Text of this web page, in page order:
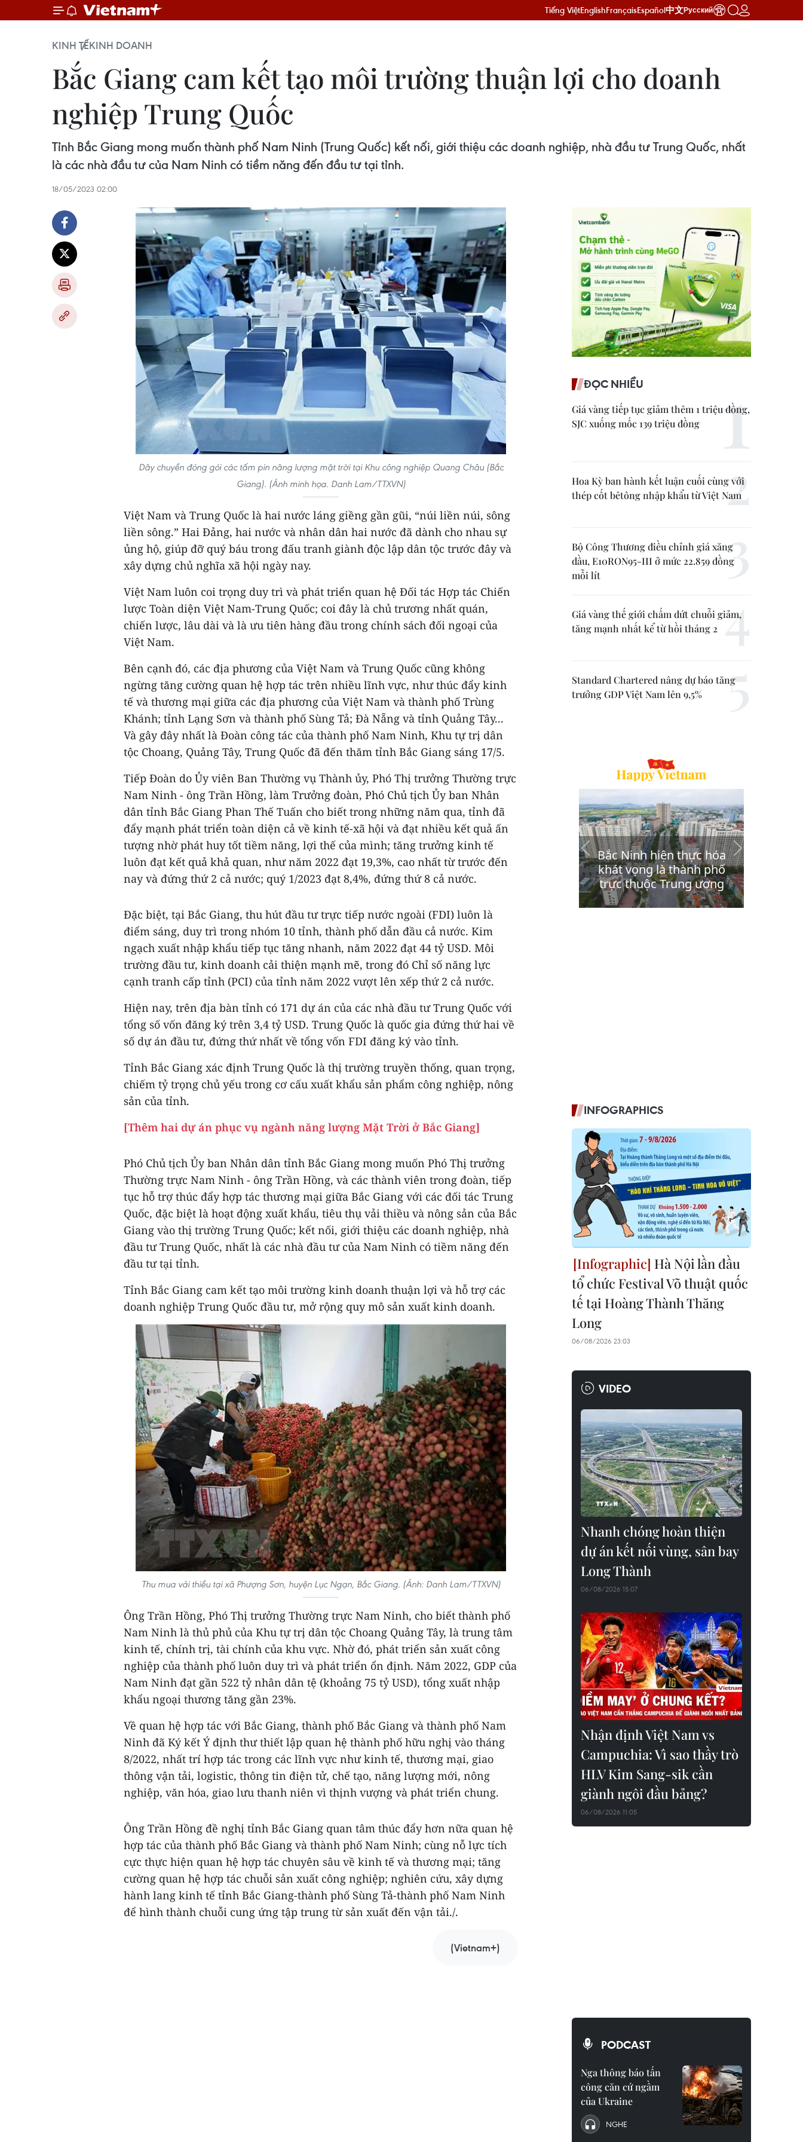
Tiếng ViệtEnglishFrançaisEspañol中文Русский
KINH TẾKINH DOANH
Bắc Giang cam kết tạo môi trường thuận lợi cho doanh
nghiệp Trung Quốc
Tỉnh Bắc Giang mong muốn thành phố Nam Ninh (Trung Quốc) kết nối, giới thiệu các doanh nghiệp, nhà đầu tư Trung Quốc, nhất
là các nhà đầu tư của Nam Ninh có tiềm năng đến đầu tư tại tỉnh.
18/05/2023 02:00
Dây chuyền đóng gói các tấm pin năng lượng mặt trời tại Khu công nghiệp Quang Châu (Bắc
Giang). (Ảnh minh họa. Danh Lam/TTXVN)
Việt Nam và Trung Quốc là hai nước láng giềng gần gũi, “núi liền núi, sông
liền sông.” Hai Đảng, hai nước và nhân dân hai nước đã dành cho nhau sự
ủng hộ, giúp đỡ quý báu trong đấu tranh giành độc lập dân tộc trước đây và
xây dựng chủ nghĩa xã hội ngày nay.
Việt Nam luôn coi trọng duy trì và phát triển quan hệ Đối tác Hợp tác Chiến
lược Toàn diện Việt Nam-Trung Quốc; coi đây là chủ trương nhất quán,
chiến lược, lâu dài và là ưu tiên hàng đầu trong chính sách đối ngoại của
Việt Nam.
Bên cạnh đó, các địa phương của Việt Nam và Trung Quốc cũng không
ngừng tăng cường quan hệ hợp tác trên nhiều lĩnh vực, như thúc đẩy kinh
tế và thương mại giữa các địa phương của Việt Nam và thành phố Trùng
Khánh; tỉnh Lạng Sơn và thành phố Sùng Tả; Đà Nẵng và tỉnh Quảng Tây...
Và gây đây nhất là Đoàn công tác của thành phố Nam Ninh, Khu tự trị dân
tộc Choang, Quảng Tây, Trung Quốc đã đến thăm tỉnh Bắc Giang sáng 17/5.
Tiếp Đoàn do Ủy viên Ban Thường vụ Thành ủy, Phó Thị trưởng Thường trực
Nam Ninh - ông Trần Hồng, làm Trưởng đoàn, Phó Chủ tịch Ủy ban Nhân
dân tỉnh Bắc Giang Phan Thế Tuấn cho biết trong những năm qua, tỉnh đã
đẩy mạnh phát triển toàn diện cả về kinh tế-xã hội và đạt nhiều kết quả ấn
tượng nhờ phát huy tốt tiềm năng, lợi thế của mình; tăng trưởng kinh tế
luôn đạt kết quả khả quan, như năm 2022 đạt 19,3%, cao nhất từ trước đến
nay và đứng thứ 2 cả nước; quý 1/2023 đạt 8,4%, đứng thứ 8 cả nước.
Đặc biệt, tại Bắc Giang, thu hút đầu tư trực tiếp nước ngoài (FDI) luôn là
điểm sáng, duy trì trong nhóm 10 tỉnh, thành phố dẫn đầu cả nước. Kim
ngạch xuất nhập khẩu tiếp tục tăng nhanh, năm 2022 đạt 44 tỷ USD. Môi
trường đầu tư, kinh doanh cải thiện mạnh mẽ, trong đó Chỉ số năng lực
cạnh tranh cấp tỉnh (PCI) của tỉnh năm 2022 vượt lên xếp thứ 2 cả nước.
Hiện nay, trên địa bàn tỉnh có 171 dự án của các nhà đầu tư Trung Quốc với
tổng số vốn đăng ký trên 3,4 tỷ USD. Trung Quốc là quốc gia đứng thứ hai về
số dự án đầu tư, đứng thứ nhất về tổng vốn FDI đăng ký vào tỉnh.
Tỉnh Bắc Giang xác định Trung Quốc là thị trường truyền thống, quan trọng,
chiếm tỷ trọng chủ yếu trong cơ cấu xuất khẩu sản phẩm công nghiệp, nông
sản của tỉnh.
[Thêm hai dự án phục vụ ngành năng lượng Mặt Trời ở Bắc Giang]
Phó Chủ tịch Ủy ban Nhân dân tỉnh Bắc Giang mong muốn Phó Thị trưởng
Thường trực Nam Ninh - ông Trần Hồng, và các thành viên trong đoàn, tiếp
tục hỗ trợ thúc đẩy hợp tác thương mại giữa Bắc Giang với các đối tác Trung
Quốc, đặc biệt là hoạt động xuất khẩu, tiêu thụ vải thiều và nông sản của Bắc
Giang vào thị trường Trung Quốc; kết nối, giới thiệu các doanh nghiệp, nhà
đầu tư Trung Quốc, nhất là các nhà đầu tư của Nam Ninh có tiềm năng đến
đầu tư tại tỉnh.
Tỉnh Bắc Giang cam kết tạo môi trường kinh doanh thuận lợi và hỗ trợ các
doanh nghiệp Trung Quốc đầu tư, mở rộng quy mô sản xuất kinh doanh.
Thu mua vải thiều tại xã Phượng Sơn, huyện Lục Ngạn, Bắc Giang. (Ảnh: Danh Lam/TTXVN)
Ông Trần Hồng, Phó Thị trưởng Thường trực Nam Ninh, cho biết thành phố
Nam Ninh là thủ phủ của Khu tự trị dân tộc Choang Quảng Tây, là trung tâm
kinh tế, chính trị, tài chính của khu vực. Nhờ đó, phát triển sản xuất công
nghiệp của thành phố luôn duy trì và phát triển ổn định. Năm 2022, GDP của
Nam Ninh đạt gần 522 tỷ nhân dân tệ (khoảng 75 tỷ USD), tổng xuất nhập
khẩu ngoại thương tăng gần 23%.
Về quan hệ hợp tác với Bắc Giang, thành phố Bắc Giang và thành phố Nam
Ninh đã Ký kết Ý định thư thiết lập quan hệ thành phố hữu nghị vào tháng
8/2022, nhất trí hợp tác trong các lĩnh vực như kinh tế, thương mại, giao
thông vận tải, logistic, thông tin điện tử, chế tạo, năng lượng mới, nông
nghiệp, văn hóa, giao lưu thanh niên vì thịnh vượng và phát triển chung.
Ông Trần Hồng đề nghị tỉnh Bắc Giang quan tâm thúc đẩy hơn nữa quan hệ
hợp tác của thành phố Bắc Giang và thành phố Nam Ninh; cùng nỗ lực tích
cực thực hiện quan hệ hợp tác chuyên sâu về kinh tế và thương mại; tăng
cường quan hệ hợp tác chuỗi sản xuất công nghiệp; nghiên cứu, xây dựng
hành lang kinh tế tỉnh Bắc Giang-thành phố Sùng Tả-thành phố Nam Ninh
để hình thành chuỗi cung ứng tập trung từ sản xuất đến vận tải./.
(Vietnam+)
ĐỌC NHIỀU
Giá vàng tiếp tục giảm thêm 1 triệu đồng,
SJC xuống mốc 139 triệu đồng
Hoa Kỳ ban hành kết luận cuối cùng với
thép cốt bêtông nhập khẩu từ Việt Nam
Bộ Công Thương điều chỉnh giá xăng
dầu, E10RON95-III ở mức 22.859 đồng
mỗi lít
Giá vàng thế giới chấm dứt chuỗi giảm,
tăng mạnh nhất kể từ hồi tháng 2
Standard Chartered nâng dự báo tăng
trưởng GDP Việt Nam lên 9,5%
INFOGRAPHICS
Hà Nội lần đầu
tổ chức Festival Võ thuật quốc
tế tại Hoàng Thành Thăng
Long
06/08/2026 23:03
VIDEO
Nhanh chóng hoàn thiện
dự án kết nối vùng, sân bay
Long Thành
06/08/2026 15:07
Nhận định Việt Nam vs
Campuchia: Vì sao thầy trò
HLV Kim Sang-sik cần
giành ngôi đầu bảng?
06/08/2026 11:05
PODCAST
Nga thông báo tấn
công căn cứ ngầm
của Ukraine
NGHE